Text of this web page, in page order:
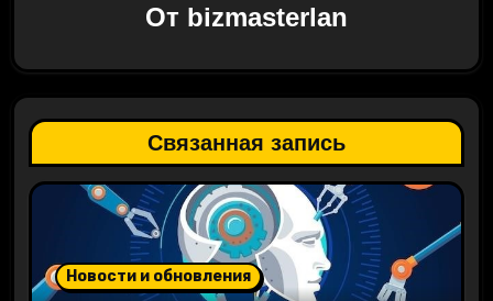
о
а
и
От bizmasterlan
Связанная запись
Новости и обновления